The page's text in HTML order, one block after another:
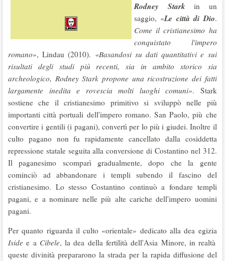
Rodney Starkin un
saggio, «Le città di Dio.
Come il cristianesimo ha
conquistato l'impero
romano», Lindau (2010). «Basandosi su dati quantitativi e sui
risultati degli studi più recenti, sia in ambito storico sia
archeologico, Rodney Stark propone una ricostruzione dei fatti
largamente inedita e rovescia molti luoghi comuni». Stark
sostiene che il cristianesimo primitivo si sviluppò nelle più
importanti città portuali dell'impero romano. San Paolo, più che
convertire i gentili (i pagani), convertì per lo più i giudei. Inoltre il
culto pagano non fu rapidamente cancellato dalla cosiddetta
repressione statale seguita alla conversione di Costantino nel 312.
Il paganesimo scomparì gradualmente, dopo che la gente
cominciò ad abbandonare i templi subendo il fascino del
cristianesimo. Lo stesso Costantino continuò a fondare templi
pagani, e a nominare nelle più alte cariche dell'impero uomini
pagani.
Per quanto riguarda il culto «orientale» dedicato alla dea egizia
Isidee a Cibele, la dea della fertilità dell'Asia Minore, in realtà
queste divinità prepararono la strada per la rapida diffusione del